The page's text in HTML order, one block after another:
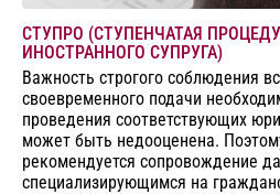
СТУПРО (СТУПЕНЧАТАЯ
ИНОСТРАННОГО СУПРУГА)
Важность строгого соблюдения
своевременного подачи
проведения соответствующих
может быть недооценена.
рекомендуется сопровождение
специализирующимся на